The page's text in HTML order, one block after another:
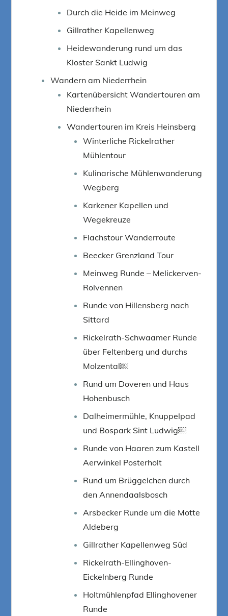
Durch die Heide im Meinweg
Gillrather Kapellenweg
Heidewanderung rund um das
Kloster Sankt Ludwig
Wandern am Niederrhein
Kartenübersicht Wandertouren am
Niederrhein
Wandertouren im Kreis Heinsberg
Winterliche Rickelrather
Mühlentour
Kulinarische Mühlenwanderung
Wegberg
Karkener Kapellen und
Wegekreuze
Flachstour Wanderroute
Beecker Grenzland Tour
Meinweg Runde – Melickerven-
Rolvennen
Runde von Hillensberg nach
Sittard
Rickelrath-Schwaamer Runde
über Feltenberg und durchs
Molzental￼
Rund um Doveren und Haus
Hohenbusch
Dalheimermühle, Knuppelpad
und Bospark Sint Ludwig￼
Runde von Haaren zum Kastell
Aerwinkel Posterholt
Rund um Brüggelchen durch
den Annendaalsbosch
Arsbecker Runde um die Motte
Aldeberg
Gillrather Kapellenweg Süd
Rickelrath-Ellinghoven-
Eickelnberg Runde
Holtmühlenpfad Ellinghovener
Runde